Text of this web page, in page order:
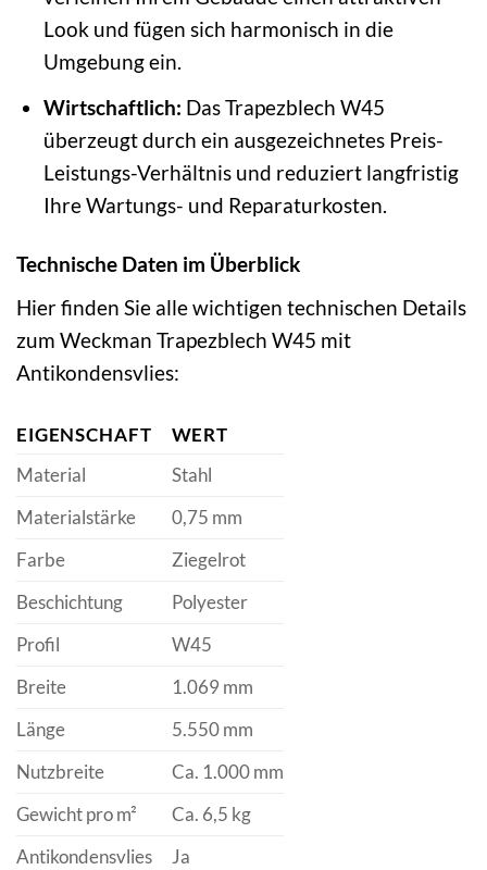
Look und fügen sich harmonisch in die
Umgebung ein.
Wirtschaftlich: Das Trapezblech W45
überzeugt durch ein ausgezeichnetes Preis-
Leistungs-Verhältnis und reduziert langfristig
Ihre Wartungs- und Reparaturkosten.
Technische Daten im Überblick
Hier finden Sie alle wichtigen technischen Details
zum Weckman Trapezblech W45 mit
Antikondensvlies:
EIGENSCHAFT
WERT
Material
Stahl
Materialstärke
0,75 mm
Farbe
Ziegelrot
Beschichtung
Polyester
Profil
W45
Breite
1.069 mm
Länge
5.550 mm
Nutzbreite
Ca. 1.000 mm
Gewicht pro m²
Ca. 6,5 kg
Antikondensvlies
Ja